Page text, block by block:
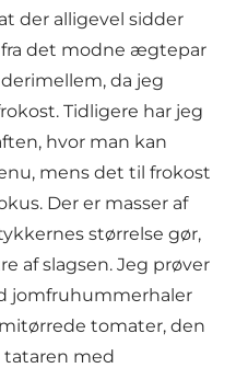
der alligevel sidder
det modne ægtepar
da jeg
Tidligere har jeg
hvor man kan
mens det til frokost
Der er masser af
størrelse gør,
af slagsen. Jeg prøver
jomfruhummerhaler
tomater, den
tataren med